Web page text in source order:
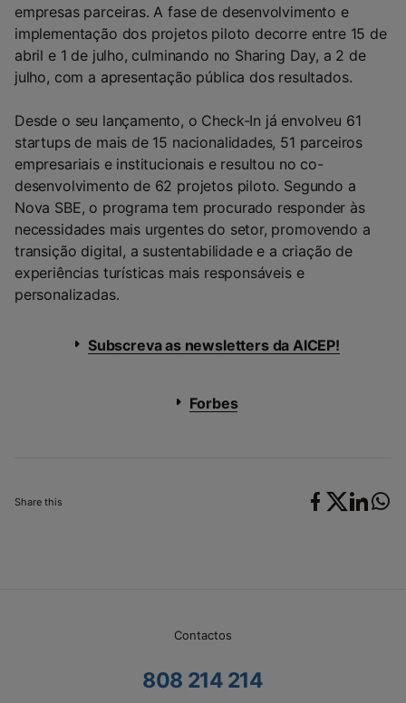
Share this
empresas parceiras. A fase de desenvolvimento e
implementação dos projetos piloto decorre entre 15 de
abril e 1 de julho, culminando no Sharing Day, a 2 de
julho, com a apresentação pública dos resultados.
Desde o seu lançamento, o Check-In já envolveu 61
startups de mais de 15 nacionalidades, 51 parceiros
empresariais e institucionais e resultou no co-
desenvolvimento de 62 projetos piloto. Segundo a
Nova SBE, o programa tem procurado responder às
necessidades mais urgentes do setor, promovendo a
transição digital, a sustentabilidade e a criação de
experiências turísticas mais responsáveis e
personalizadas.
Subscreva as newsletters da AICEP!
Forbes
Contactos
808 214 214